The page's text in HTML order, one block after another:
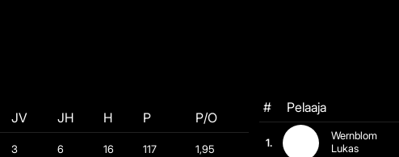
JV JH H P P/O
3 6 16 117 1,95
# Pelaaja
1.
Wernblom
Lukas